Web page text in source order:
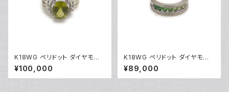
K18WG ペリドット ダイヤモンド
デザインリング 18金 ホワイトゴ
ールド 指輪 9号 Y04916
¥100,000
K18WG ペリドット ダイヤモンド
デザインリング 18金 ホワイトゴ
ールド 指輪 12号 Y05244
¥89,000